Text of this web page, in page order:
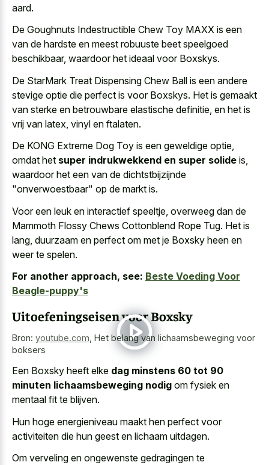
aard.
De Goughnuts Indestructible Chew Toy MAXX is een
van de hardste en meest robuuste beet speelgoed
beschikbaar, waardoor het ideaal voor Boxskys.
De StarMark Treat Dispensing Chew Ball is een andere
stevige optie die perfect is voor Boxskys. Het is gemaakt
van sterke en betrouwbare elastische definitie, en het is
vrij van latex, vinyl en ftalaten.
De KONG Extreme Dog Toy is een geweldige optie,
omdat het super indrukwekkend en super solide is,
waardoor het een van de dichtstbijzijnde
"onverwoestbaar" op de markt is.
Voor een leuk en interactief speeltje, overweeg dan de
Mammoth Flossy Chews Cottonblend Rope Tug. Het is
lang, duurzaam en perfect om met je Boxsky heen en
weer te spelen.
For another approach, see: Beste Voeding Voor
Beagle-puppy's
Uitoefeningseisen voor Boxsky
Bron: youtube.com Het belang van lichaamsbeweging voor
boksers
Een Boxsky heeft elke dag minstens 60 tot 90
minuten lichaamsbeweging nodig om fysiek en
mentaal fit te blijven.
Hun hoge energieniveau maakt hen perfect voor
activiteiten die hun geest en lichaam uitdagen.
Om verveling en ongewenste gedragingen te